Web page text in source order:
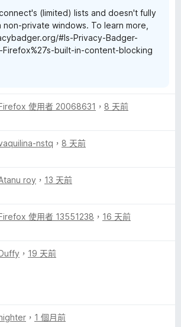
(limited) lists and doesn't fully
private windows. To learn more,
#Is-Privacy-Badger-
built-in-content-blocking
使用者 20068631 ， 8 天前
nstq ， 8 天前
roy ， 13 天前
使用者 13551238 ， 16 天前
， 19 天前
， 1 個月前